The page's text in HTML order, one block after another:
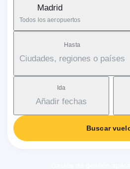
Madrid
Todos los aeropuertos
Hasta
Ciudades, regiones o países
Ida
Añadir fechas
Buscar